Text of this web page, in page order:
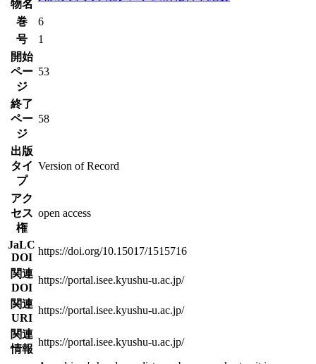
物名
巻
6
号
1
開始
ペー
ジ
53
終了
ペー
ジ
58
出版
タイ
プ
Version of Record
アク
セス
権
open access
JaLC
DOI
https://doi.org/10.15017/1515716
関連
DOI
https://portal.isee.kyushu-u.ac.jp/
関連
URI
https://portal.isee.kyushu-u.ac.jp/
関連
情報
https://portal.isee.kyushu-u.ac.jp/